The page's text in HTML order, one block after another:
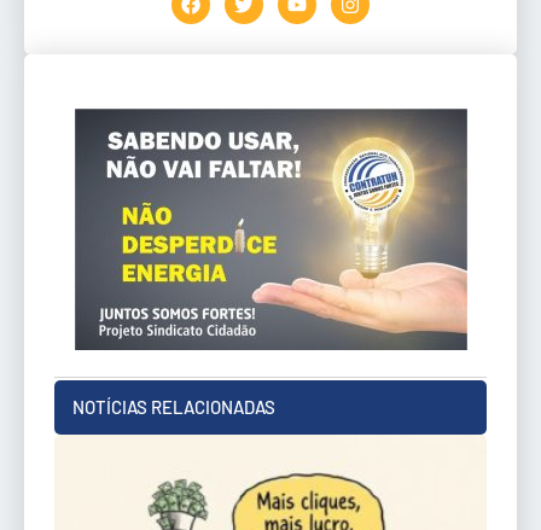
NOTÍCIAS RELACIONADAS